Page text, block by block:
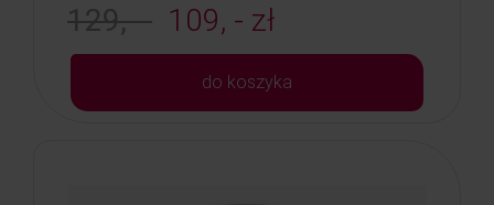
129, - 109, - zł
do koszyka